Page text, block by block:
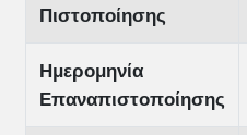
Πιστοποίησης
Ημερομηνία
Επαναπιστοποίησης